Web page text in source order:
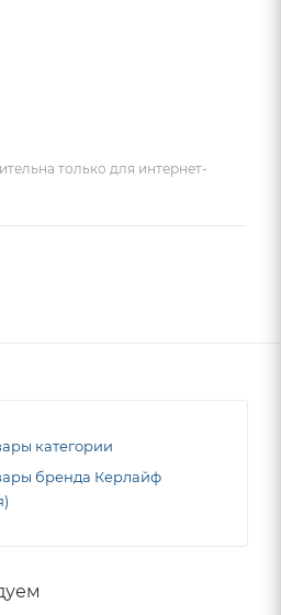
только для интернет-
категории
бренда Керлайф